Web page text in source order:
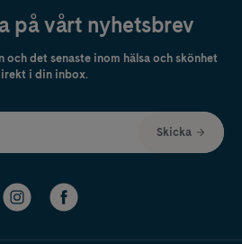
på vårt nyhetsbrev
och det senaste inom hälsa och skönhet
i din inbox.
Skicka